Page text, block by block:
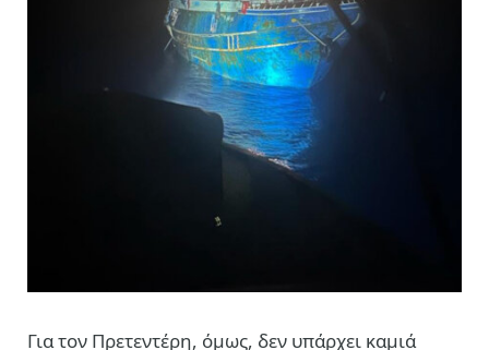
Για τον Πρετεντέρη, όμως, δεν υπάρχει καμιά